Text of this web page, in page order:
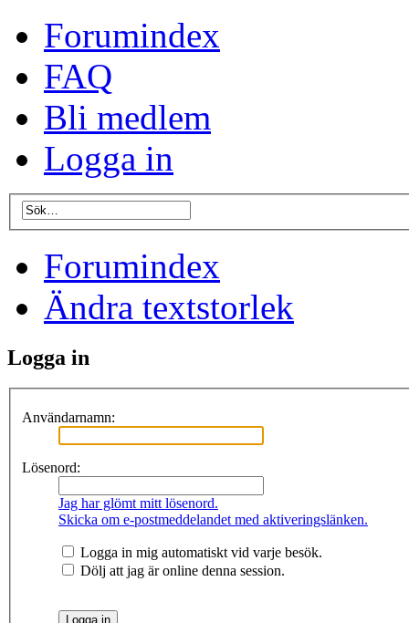
Forumindex
FAQ
Bli medlem
Logga in
Forumindex
Ändra textstorlek
Logga in
Användarnamn:
Lösenord:
Jag har glömt mitt lösenord.
Skicka om e-postmeddelandet med aktiveringslänken.
Logga in mig automatiskt vid varje besök.
Dölj att jag är online denna session.